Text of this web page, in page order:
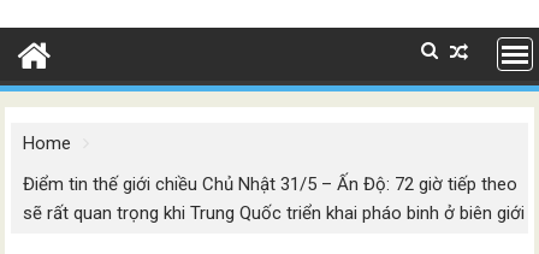
Home
Điểm tin thế giới chiều Chủ Nhật 31/5 – Ấn Độ: 72 giờ tiếp theo
sẽ rất quan trọng khi Trung Quốc triển khai pháo binh ở biên giới